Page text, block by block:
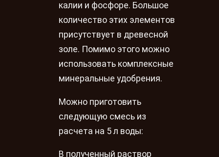
калии и фосфоре. Большое
количество этих элементов
присутствует в древесной
золе. Помимо этого можно
использовать комплексные
минеральные удобрения.
Можно приготовить
следующую смесь из
расчета на 5 л воды:
В полученный раствор